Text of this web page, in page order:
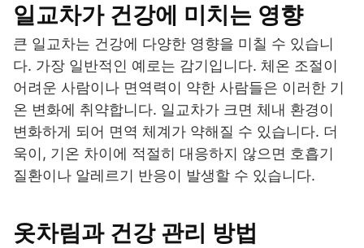
일교차가 건강에 미치는 영향
큰 일교차는 건강에 다양한 영향을 미칠 수 있습니
다. 가장 일반적인 예로는 감기입니다. 체온 조절이
어려운 사람이나 면역력이 약한 사람들은 이러한 기
온 변화에 취약합니다. 일교차가 크면 체내 환경이
변화하게 되어 면역 체계가 약해질 수 있습니다. 더
욱이, 기온 차이에 적절히 대응하지 않으면 호흡기
질환이나 알레르기 반응이 발생할 수 있습니다.
옷차림과 건강 관리 방법